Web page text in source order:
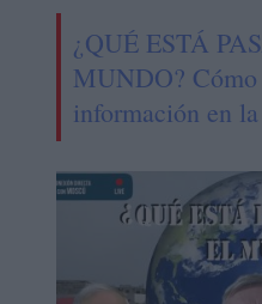
¿QUÉ ESTÁ
MUNDO?
información en